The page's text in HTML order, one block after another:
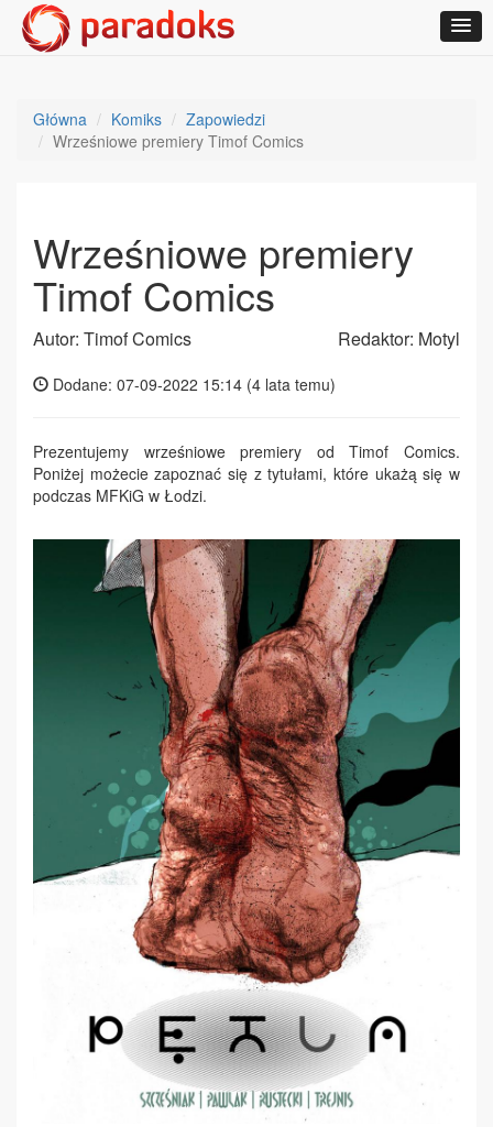
Główna Komiks
Zapowiedzi
Wrześniowe premiery Timof Comics
Wrześniowe premiery
Timof Comics
Autor: Timof Comics Redaktor: Motyl
Dodane: 07-09-2022 15:14 (4 lata temu)
Prezentujemy wrześniowe premiery od Timof Comics.
Poniżej możecie zapoznać się z tytułami, które ukażą się w
podczas MFKiG w Łodzi.